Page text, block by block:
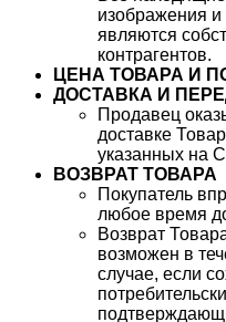
изображения
являются
контрагентов.
ЦЕНА ТОВАРА И
ДОСТАВКА И
Продавец
доставке
указанных на
ВОЗВРАТ ТОВАРА
Покупатель
любое время
Возврат
возможен в
случае, если